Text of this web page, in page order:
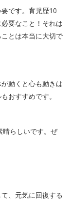
です。育児歴10
要なこと！それは
とは本当に大切で
動くと心も動きは
おすすめです。
晴らしいです。ぜ
、元気に回復する